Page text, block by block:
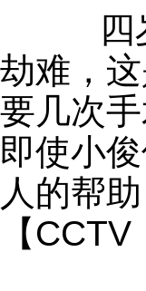
四岁
劫难，
要几次
即使小
人的帮
【